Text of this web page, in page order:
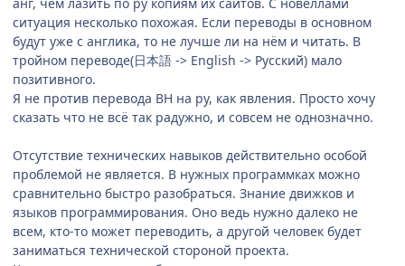
ситуация несколько похожая. Если переводы в основном
будут уже с англика, то не лучше ли на нём и читать. В
тройном переводе(日本語 -> English -> Русский) мало
позитивного.
Я не против перевода ВН на ру, как явления. Просто хочу
сказать что не всё так радужно, и совсем не однозначно.
Отсутствие технических навыков действительно особой
проблемой не является. В нужных программках можно
сравнительно быстро разобраться. Знание движков и
языков программирования. Оно ведь нужно далеко не
всем, кто-то может переводить, а другой человек будет
заниматься технической стороной проекта.